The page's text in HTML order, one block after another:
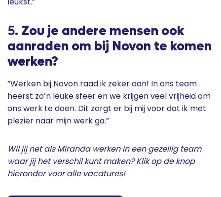
5. Zou je andere mensen ook
aanraden om bij Novon te komen
werken?
”Werken bij Novon raad ik zeker aan! In ons team
heerst zo’n leuke sfeer en we krijgen veel vrijheid om
ons werk te doen. Dit zorgt er bij mij voor dat ik met
plezier naar mijn werk ga.”
Wil jij net als Miranda werken in een gezellig team
waar jij het verschil kunt maken? Klik op de knop
hieronder voor alle vacatures!